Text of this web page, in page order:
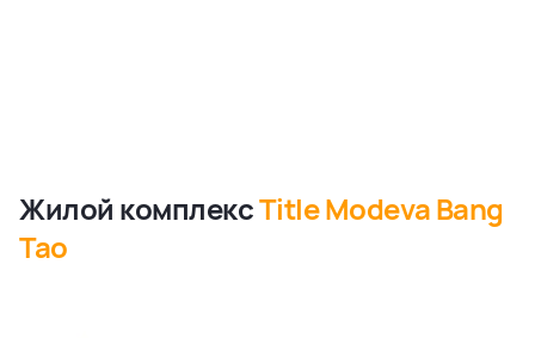
Жилой комплексTitle Modeva Bang
Tao